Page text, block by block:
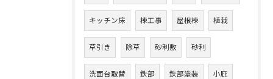
キッチン床 棟工事 屋根棟 植栽
草引き 除草 砂利敷 砂利
洗面台取替 鉄部 鉄部塗装 小庇